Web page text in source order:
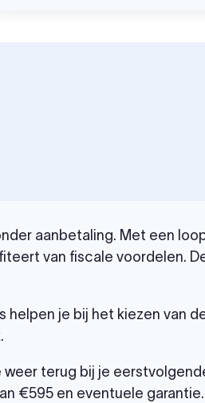
aanbetaling. Met een
van fiscale voordelen.
helpen je bij het kiezen van
weer terug bij je
€595 en eventuele